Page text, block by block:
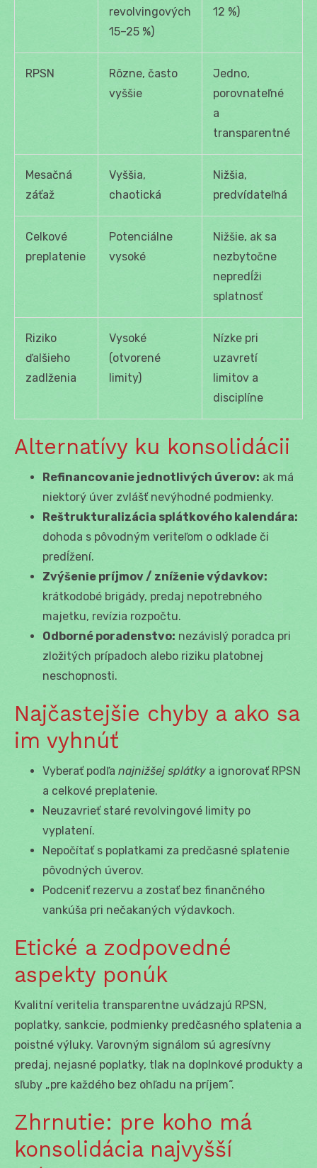
revolvingových
15–25 %)
12 %)
RPSN
Rôzne, často
vyššie
Jedno,
porovnateľné
a
transparentné
Mesačná
záťaž
Vyššia,
chaotická
Nižšia,
predvídateľná
Celkové
preplatenie
Potenciálne
vysoké
Nižšie, ak sa
nezbytočne
nepredĺži
splatnosť
Riziko
ďalšieho
zadlženia
Vysoké
(otvorené
limity)
Nízke pri
uzavretí
limitov a
disciplíne
Alternatívy ku konsolidácii
Refinancovanie jednotlivých úverov: ak má
niektorý úver zvlášť nevýhodné podmienky.
Reštrukturalizácia splátkového kalendára:
dohoda s pôvodným veriteľom o odklade či
predĺžení.
Zvýšenie príjmov / zníženie výdavkov:
krátkodobé brigády, predaj nepotrebného
majetku, revízia rozpočtu.
Odborné poradenstvo: nezávislý poradca pri
zložitých prípadoch alebo riziku platobnej
neschopnosti.
Najčastejšie chyby a ako sa
im vyhnúť
Vyberať podľa najnižšej splátky a ignorovať RPSN
a celkové preplatenie.
Neuzavrieť staré revolvingové limity po
vyplatení.
Nepočítať s poplatkami za predčasné splatenie
pôvodných úverov.
Podceniť rezervu a zostať bez finančného
vankúša pri nečakaných výdavkoch.
Etické a zodpovedné
aspekty ponúk
Kvalitní veritelia transparentne uvádzajú RPSN,
poplatky, sankcie, podmienky predčasného splatenia a
poistné výluky. Varovným signálom sú agresívny
predaj, nejasné poplatky, tlak na doplnkové produkty a
sľuby „pre každého bez ohľadu na príjem“.
Zhrnutie: pre koho má
konsolidácia najvyšší